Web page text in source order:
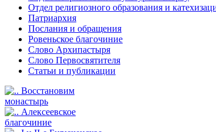
Отдел религиозного образования и
Патриархия
Послания и обращения
Ровеньское благочиние
Слово Архипастыря
Слово Первосвятителя
Статьи и публикации
Восстановим
монастырь
Алексеевское
благочиние